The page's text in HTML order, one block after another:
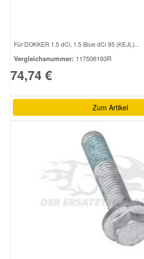
Für DOKKER 1.5 dCi, 1.5 Blue dCi 95 (KEJL)...
Vergleichsnummer: 117506193R
74,74 €
Zum Artikel